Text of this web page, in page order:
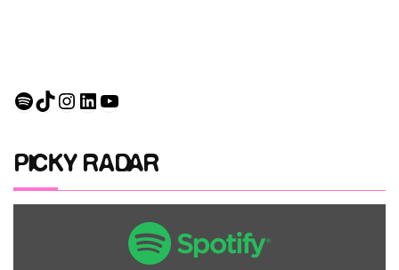
Spotify
TikTok
Instagram
LinkedIn
YouTube
PICKY RADAR